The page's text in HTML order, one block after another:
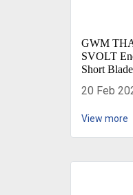
GWM
SVOLT
Short
20 Feb
View more